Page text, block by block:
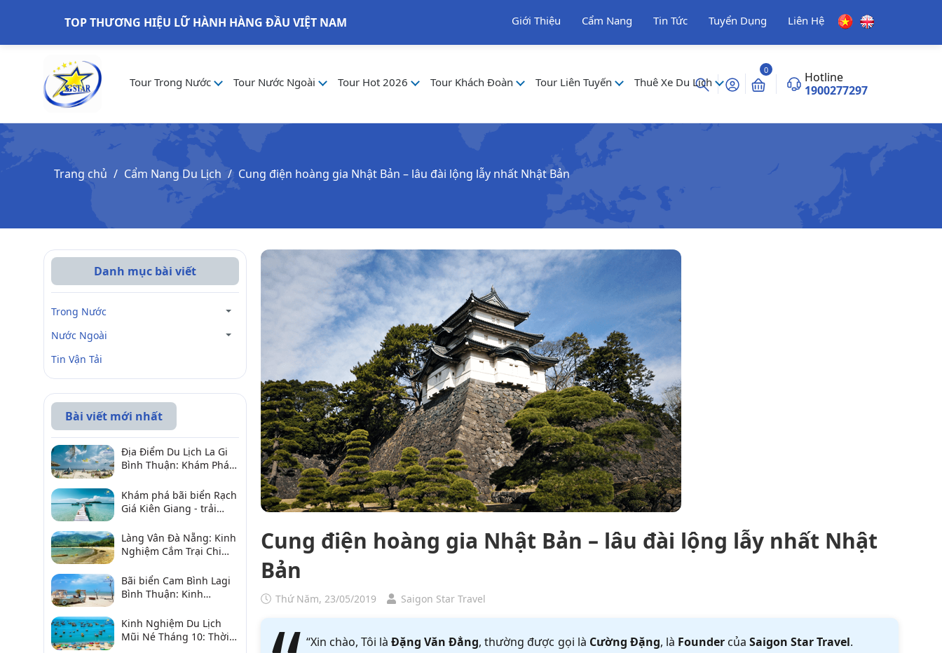
TOP THƯƠNG HIỆU LỮ HÀNH HÀNG ĐẦU VIỆT NAM Giới Thiệu Cẩm Nang Tin Tức Tuyển Dụng Liên Hệ
Tour Trong Nước Tour Nước Ngoài Tour Hot 2026 Tour Khách Đoàn Tour Liên Tuyến Thuê Xe Du Lịch
0
Hotline
1900277297
Trang chủ Cẩm Nang Du Lịch Cung điện hoàng gia Nhật Bản – lâu đài lộng lẫy nhất Nhật Bản
Cung điện hoàng gia Nhật Bản – lâu đài lộng lẫy nhất Nhật
Bản
Thứ Năm, 23/05/2019 Saigon Star Travel
“Xin chào, Tôi làĐặng Văn Đẳng, thường được gọi là Cường Đặng, là Foundercủa Saigon Star Travel.
Danh mục bài viết
Trong Nước
Nước Ngoài
Tin Vận Tải
Bài viết mới nhất
Địa Điểm Du Lịch La Gi
Bình Thuận: Khám Phá 6
2026
Khám phá bãi biển Rạch
Giá Kiên Giang - trải
Làng Vân Đà Nẵng: Kinh
Nghiệm Cắm Trại Chi
Bãi biển Cam Bình Lagi
Bình Thuận: Kinh
sản, điểm gần
Kinh Nghiệm Du Lịch
Mũi Né Tháng 10: Thời